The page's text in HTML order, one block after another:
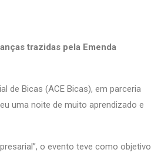
trazidas pela Emenda
de Bicas (ACE Bicas), em parceria
uma noite de muito aprendizado e
o evento teve como objetivo